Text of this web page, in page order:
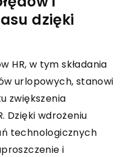
dzięki
HR, w tym składania
urlopowych, stanowi
zwiększenia
Dzięki wdrożeniu
technologicznych
i